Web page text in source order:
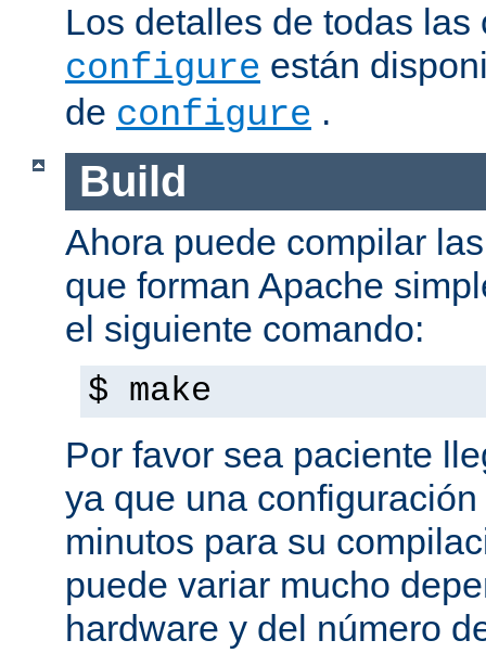
Los detalles de todas las
configure están
de configure .
Build
Ahora puede compilar
que forman Apache
el siguiente comando:
$ make
Por favor sea paciente
ya que una
minutos para su
puede variar mucho
hardware y del número